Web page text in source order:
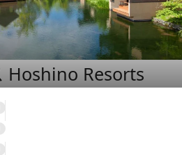
Hoshino Resorts